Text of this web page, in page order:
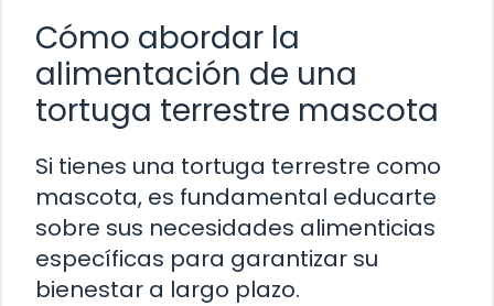
Cómo abordar la
alimentación de una
tortuga terrestre mascota
Si tienes una tortuga terrestre como
mascota, es fundamental educarte
sobre sus necesidades alimenticias
específicas para garantizar su
bienestar a largo plazo.